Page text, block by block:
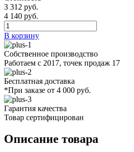
3 312 руб.
4 140 руб.
В корзину
Собственное производство
Работаем с 2017, точек продаж 17
Бесплатная доставка
*При заказе от 4 000 руб.
Гарантия качества
Товар сертифицирован
Описание товара